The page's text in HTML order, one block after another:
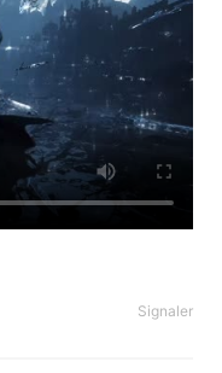
Signaler